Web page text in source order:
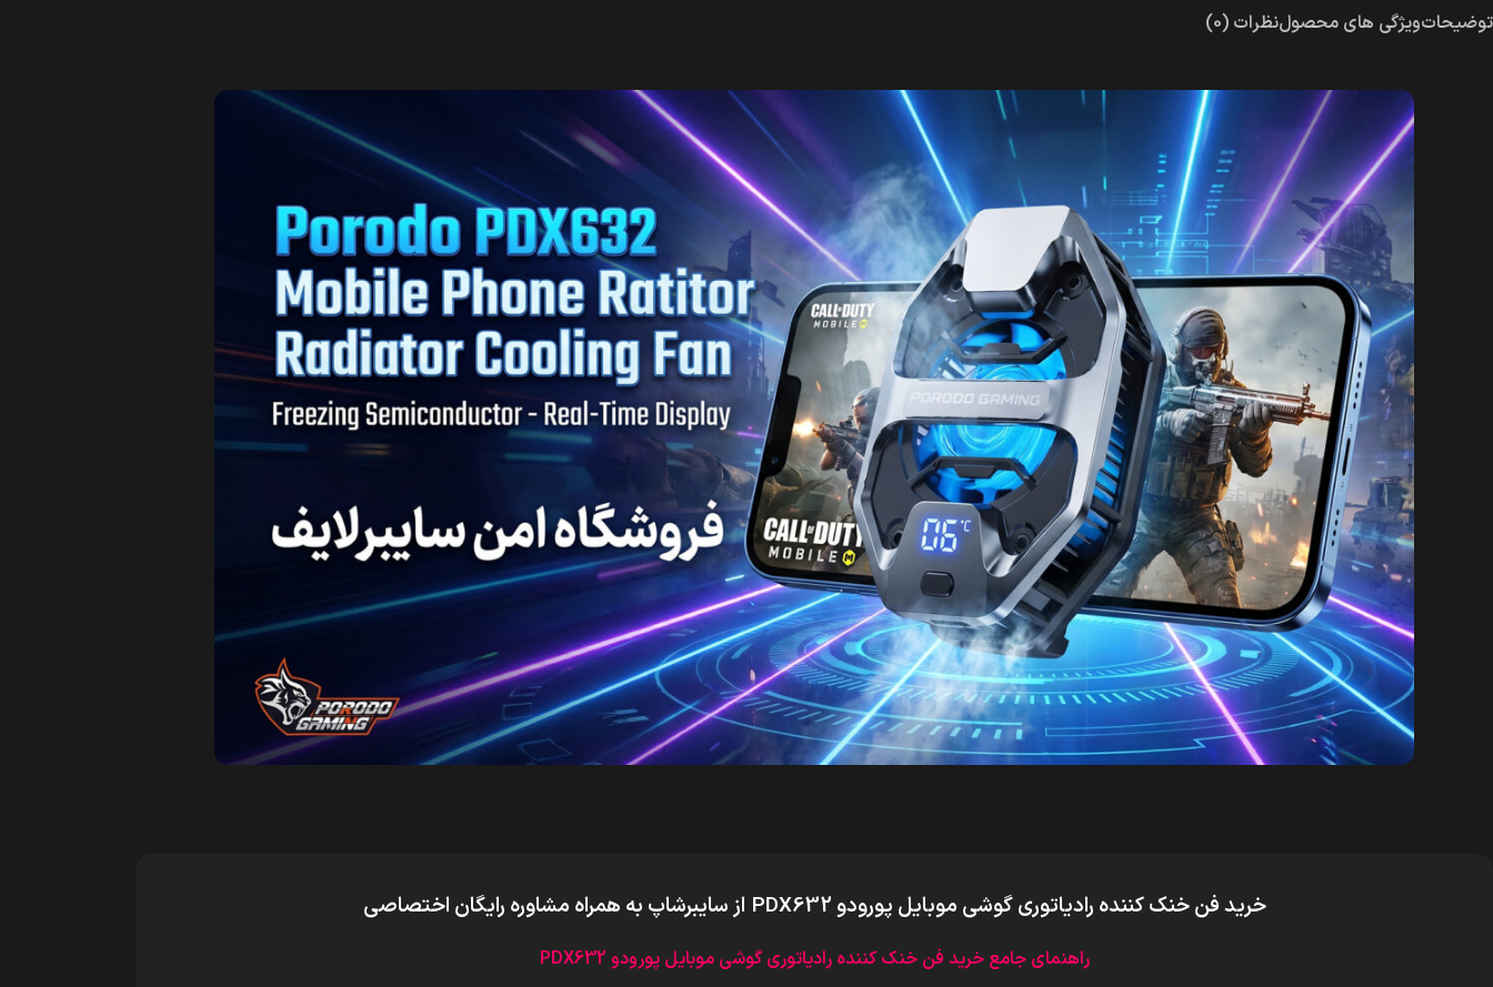
توضیحاتویژگی های محصولنظرات (0)
خرید فن خنک کننده رادیاتوری گوشی موبایل پورودو PDX632 از سایبرشاپ به همراه مشاوره رایگان اختصاصی
راهنمای جامع خرید فن خنک کننده رادیاتوری گوشی موبایل پورودو PDX632